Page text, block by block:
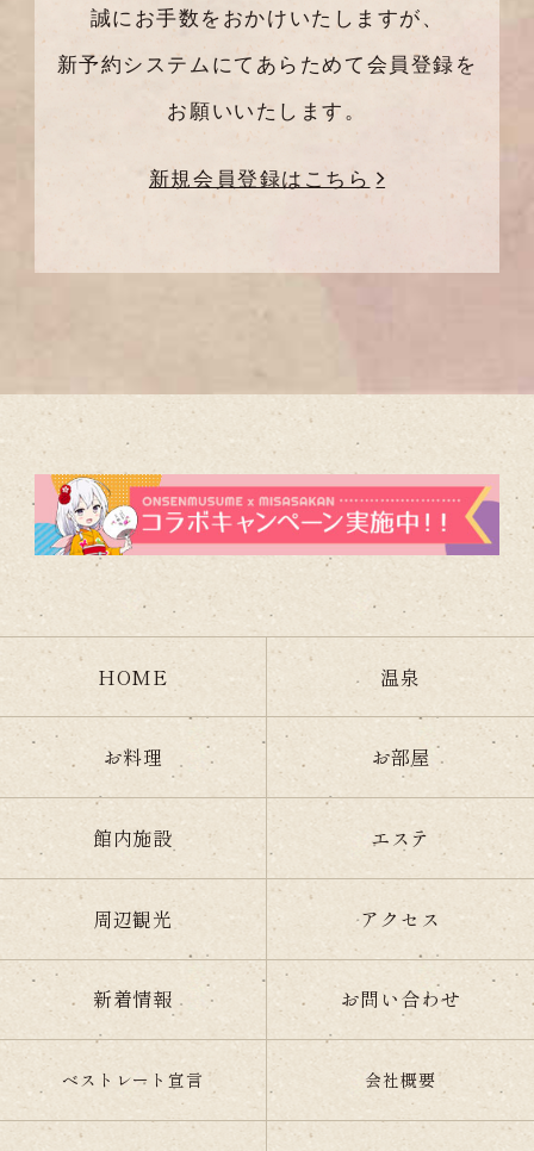
誠にお手数をおかけいたしますが、
新予約システムにてあらためて会員登録を
お願いいたします。
新規会員登録はこちら
HOME 温泉
お料理 お部屋
館内施設 エステ
周辺観光 アクセス
新着情報 お問い合わせ
ベストレート宣言 会社概要